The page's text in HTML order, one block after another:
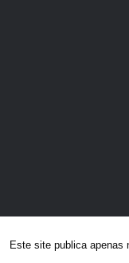
Este site publica apenas